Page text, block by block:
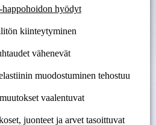
hyödyt
kiinteytyminen
vähenevät
muodostuminen tehostuu
vaalentuvat
juonteet ja arvet tasoittuvat